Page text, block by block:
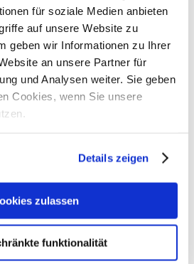
für soziale Medien anbieten
auf unsere Website zu
geben wir Informationen zu Ihrer
an unsere Partner für
und Analysen weiter. Sie geben
Cookies, wenn Sie unsere
Details zeigen
zulassen
funktionalität
Unternehmen getan haben.
gerichtlichen
in Hannover
als auch bei
im gesamten
sich jederzeit auf unsere